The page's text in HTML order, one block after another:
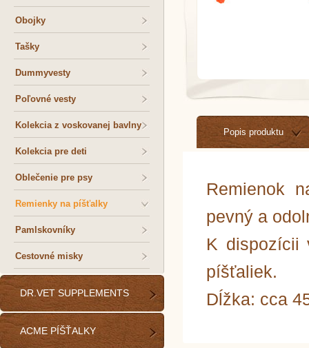
Obojky
Tašky
Dummyvesty
Poľovné vesty
Kolekcia z voskovanej bavlny
Kolekcia pre deti
Oblečenie pre psy
Remienky na píšťalky
Pamlskovníky
Cestovné misky
DR.VET SUPPLEMENTS
ACME PÍŠŤALKY
Popis produktu
Remienok
pevný a
K dispozícii
píšťaliek.
Dĺžka: cca